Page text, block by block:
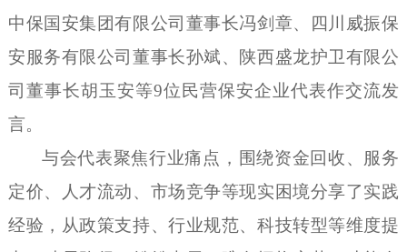
中保国安集团有限公司董事长冯剑章、四川威振保
安服务有限公司董事长孙斌、陕西盛龙护卫有限公
司董事长胡玉安等9位民营保安企业代表作交流发
言。
与会代表聚焦行业痛点，围绕资金回收、服务
定价、人才流动、市场竞争等现实困境分享了实践
经验，从政策支持、行业规范、科技转型等维度提